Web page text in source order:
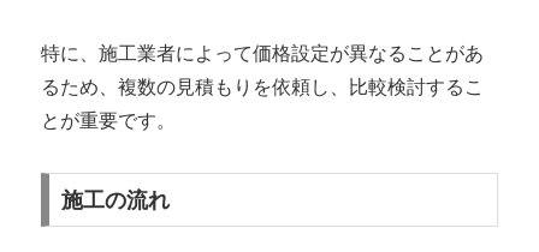
特に、施工業者によって価格設定が異なることがあ
るため、複数の見積もりを依頼し、比較検討するこ
とが重要です。
施工の流れ